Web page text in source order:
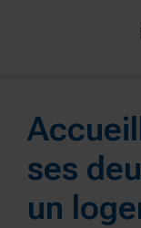
ses
un